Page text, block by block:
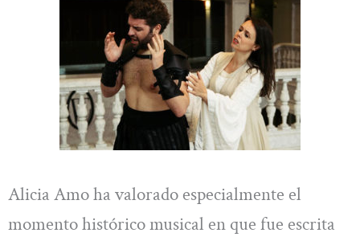
Alicia Amo ha valorado especialmente el
momento histórico musical en que fue escrita